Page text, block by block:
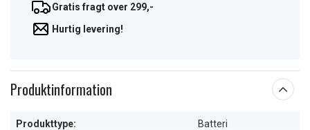
Gratis fragt over 299,-
Hurtig levering!
Produktinformation
Produkttype: Batteri